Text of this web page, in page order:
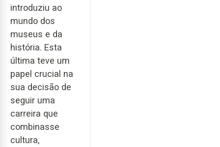
introduziu ao
mundo dos
museus e da
história. Esta
última teve um
papel crucial na
sua decisão de
seguir uma
carreira que
combinasse
cultura,